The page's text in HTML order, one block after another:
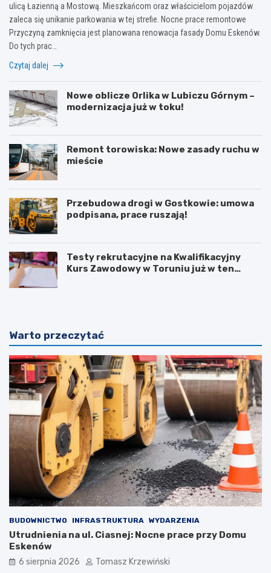
ulicą Łazienną a Mostową. Mieszkańcom oraz właścicielom pojazdów
zaleca się unikanie parkowania w tej strefie. Nocne prace remontowe
Przyczyną zamknięcia jest planowana renowacja fasady Domu Eskenów.
Do tych prac…
Czytaj dalej
Nowe oblicze Orlika w Lubiczu Górnym –
modernizacja już w toku!
Remont torowiska: Nowe zasady ruchu w
mieście
Przebudowa drogi w Gostkowie: umowa
podpisana, prace ruszają!
Testy rekrutacyjne na Kwalifikacyjny
Kurs Zawodowy w Toruniu już w ten
Warto przeczytać
BUDOWNICTWO INFRASTRUKTURA WYDARZENIA
Utrudnienia na ul. Ciasnej: Nocne prace przy Domu
Eskenów
6 sierpnia 2026 Tomasz Krzewiński